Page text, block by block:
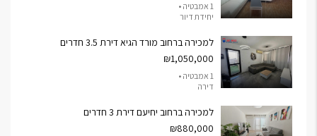
1 אמבטיה •
יחידת דיור
למכירה ברחוב מורד הגיא דירת 3.5 חדרים
₪1,050,000
1 אמבטיה •
דירה
למכירה ברחוב יחיעם דירת 3 חדרים
₪880,000